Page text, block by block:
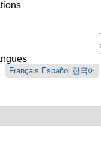
Français Español 한국어